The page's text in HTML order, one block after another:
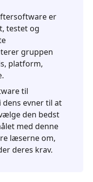
er
testet og
gruppen
platform,
til
evner til at
den bedst
med denne
læserne om,
deres krav.